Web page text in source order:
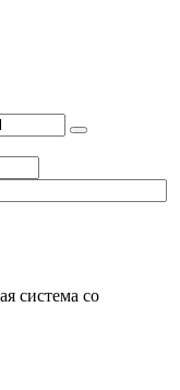
система со